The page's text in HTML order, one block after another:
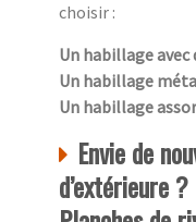
choisir :
Un habillage avec
Un habillage
Un habillage
Envie de
d’extérieure